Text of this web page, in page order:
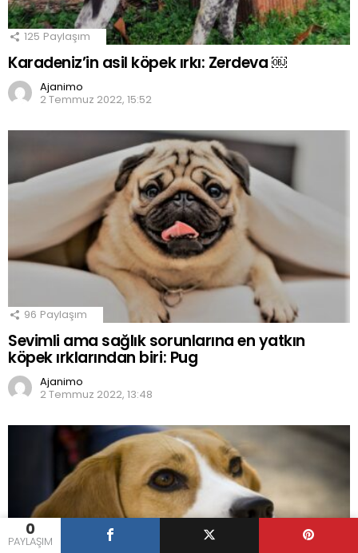
0
PAYLAŞIM
125 Paylaşım
Karadeniz’in asil köpek ırkı: Zerdeva ￼
Ajanimo
2 Temmuz 2022, 15:52
96 Paylaşım
Sevimli ama sağlık sorunlarına en yatkın
köpek ırklarından biri: Pug
Ajanimo
2 Temmuz 2022, 13:48